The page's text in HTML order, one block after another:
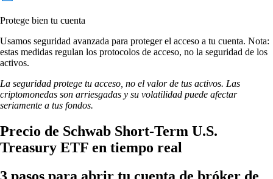
Protege bien tu cuenta
Usamos seguridad avanzada para proteger el acceso a tu cuenta. Nota:
estas medidas regulan los protocolos de acceso, no la seguridad de los
activos.
La seguridad protege tu acceso, no el valor de tus activos. Las
criptomonedas son arriesgadas y su volatilidad puede afectar
seriamente a tus fondos.
Precio de Schwab Short-Term U.S.
Treasury ETF en tiempo real
3 pasos para abrir tu cuenta de bróker de